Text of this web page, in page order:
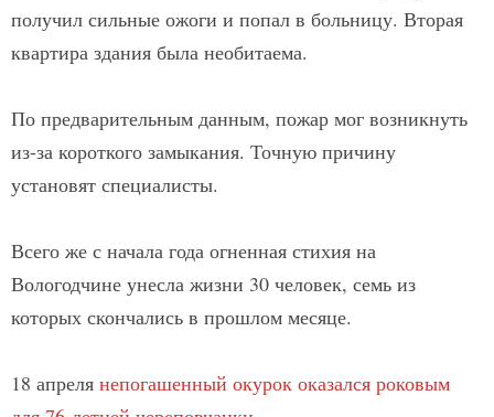
получил сильные ожоги и попал в больницу. Вторая
квартира здания была необитаема.
По предварительным данным, пожар мог возникнуть
из-за короткого замыкания. Точную причину
установят специалисты.
Всего же с начала года огненная стихия на
Вологодчине унесла жизни 30 человек, семь из
которых скончались в прошлом месяце.
18 апреля непогашенный окурок оказался роковым